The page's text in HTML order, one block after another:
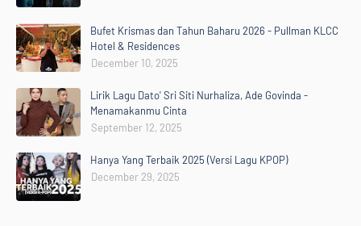
Bufet Krismas dan Tahun Baharu 2026 - Pullman KLCC
Hotel & Residences
December 10, 2025
Lirik Lagu Dato' Sri Siti Nurhaliza, Ade Govinda -
Menamakanmu Cinta
September 12, 2025
Hanya Yang Terbaik 2025 (Versi Lagu KPOP)
December 29, 2025